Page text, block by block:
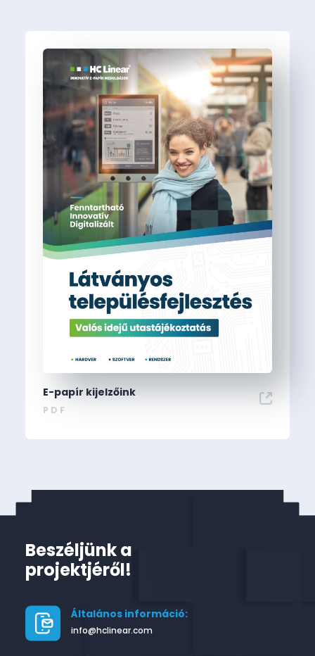
E-papír kijelzőink
PDF
Beszéljünk a
projektjéről!
Általános információ:
info@hclinear.com